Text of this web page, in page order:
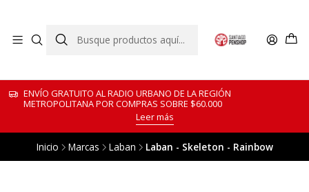
ENVÍO GRATUITO AL RADIO URBANO DE LA REGIÓN
METROPOLITANA POR COMPRAS SOBRE $60.000
Leer más
Inicio Marcas Laban Laban - Skeleton - Rainbow